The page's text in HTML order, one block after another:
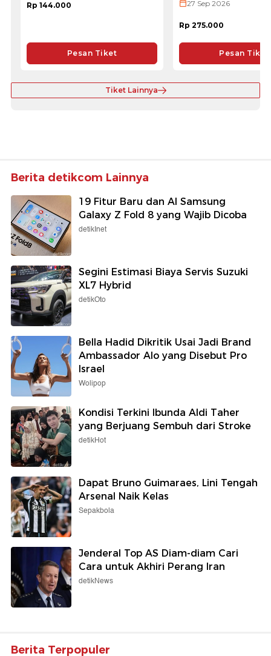
Rp 144.000
Pesan Tiket
27 Sep 2026
Rp 275.000
Pesan Tiket
Tiket Lainnya
Berita detikcom Lainnya
19 Fitur Baru dan AI Samsung
Galaxy Z Fold 8 yang Wajib Dicoba
detikInet
Segini Estimasi Biaya Servis Suzuki
XL7 Hybrid
detikOto
Bella Hadid Dikritik Usai Jadi Brand
Ambassador Alo yang Disebut Pro
Israel
Wolipop
Kondisi Terkini Ibunda Aldi Taher
yang Berjuang Sembuh dari Stroke
detikHot
Dapat Bruno Guimaraes, Lini Tengah
Arsenal Naik Kelas
Sepakbola
Jenderal Top AS Diam-diam Cari
Cara untuk Akhiri Perang Iran
detikNews
Berita Terpopuler